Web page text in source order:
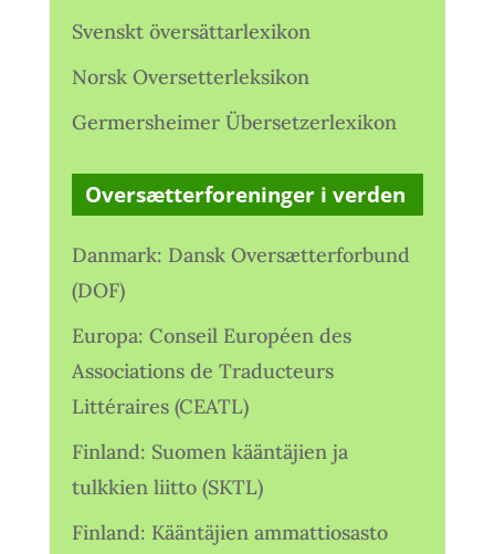
Svenskt översättarlexikon
Norsk Oversetterleksikon
Germersheimer Übersetzerlexikon
Oversætterforeninger i verden
Danmark: Dansk Oversætterforbund
(DOF)
Europa: Conseil Européen des
Associations de Traducteurs
Littéraires (CEATL)
Finland: Suomen kääntäjien ja
tulkkien liitto (SKTL)
Finland: Kääntäjien ammattiosasto